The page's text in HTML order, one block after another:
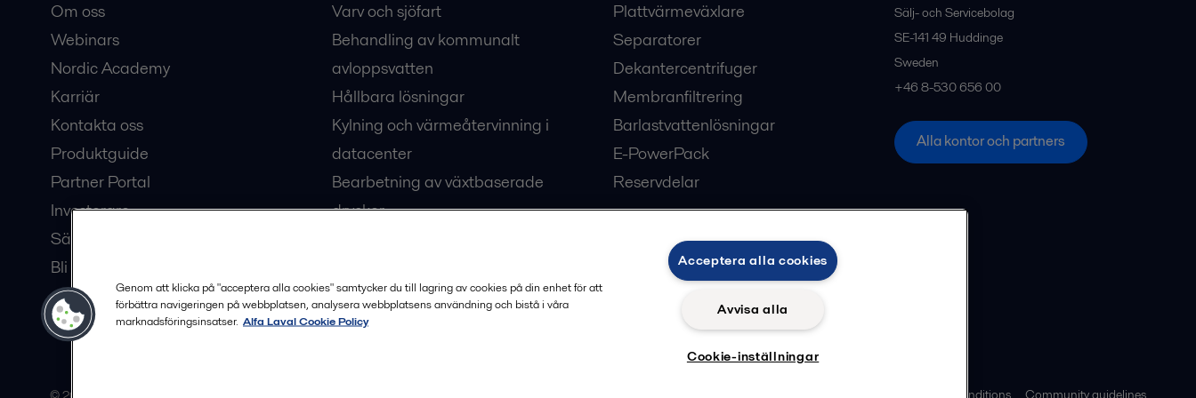
Om oss
Webinars
Nordic Academy
Karriär
Kontakta oss
Produktguide
Partner Portal
Investerare
Säkerhetsdatablad
Bli en partner
Varv och sjöfart
Behandling av kommunalt
avloppsvatten
Hållbara lösningar
Kylning och värmeåtervinning i
datacenter
Bearbetning av växtbaserade
drycker
Plattvärmeväxlare
Separatorer
Dekantercentrifuger
Membranfiltrering
Barlastvattenlösningar
E-PowerPack
Reservdelar
Sälj- och Servicebolag
SE-141 49 Huddinge
Sweden
+46 8-530 656 00
Alla kontor och partners
Genom att klicka på "acceptera alla cookies" samtycker du till lagring av cookies på din enhet för att
förbättra navigeringen på webbplatsen, analysera webbplatsens användning och bistå i våra
marknadsföringsinsatser. Alfa Laval Cookie Policy
Acceptera alla cookies
Avvisa alla
Cookie-inställningar